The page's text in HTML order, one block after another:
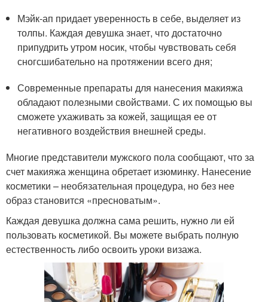
Мэйк-ап придает уверенность в себе, выделяет из
толпы. Каждая девушка знает, что достаточно
припудрить утром носик, чтобы чувствовать себя
сногсшибательно на протяжении всего дня;
Современные препараты для нанесения макияжа
обладают полезными свойствами. С их помощью вы
сможете ухаживать за кожей, защищая ее от
негативного воздействия внешней среды.
Многие представители мужского пола сообщают, что за
счет макияжа женщина обретает изюминку. Нанесение
косметики – необязательная процедура, но без нее
образ становится «пресноватым».
Каждая девушка должна сама решить, нужно ли ей
пользовать косметикой. Вы можете выбрать полную
естественность либо освоить уроки визажа.